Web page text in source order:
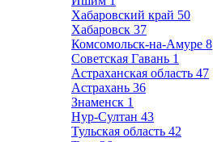
Хабаровский край 50
Хабаровск 37
Комсомольск-на-Амуре 8
Советская Гавань 1
Астраханская область 47
Астрахань 36
Знаменск 1
Нур-Султан 43
Тульская область 42